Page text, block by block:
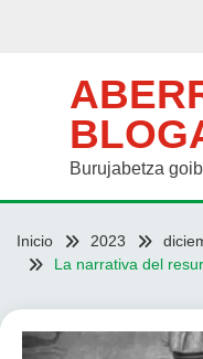
Burujabetza
Inicio 2023
La narrativa del